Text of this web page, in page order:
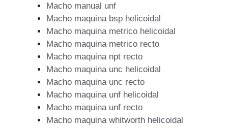
Macho manual unf
Macho maquina bsp helicoidal
Macho maquina metrico helicoidal
Macho maquina metrico recto
Macho maquina npt recto
Macho maquina unc helicoidal
Macho maquina unc recto
Macho maquina unf helicoidal
Macho maquina unf recto
Macho maquina whitworth helicoidal